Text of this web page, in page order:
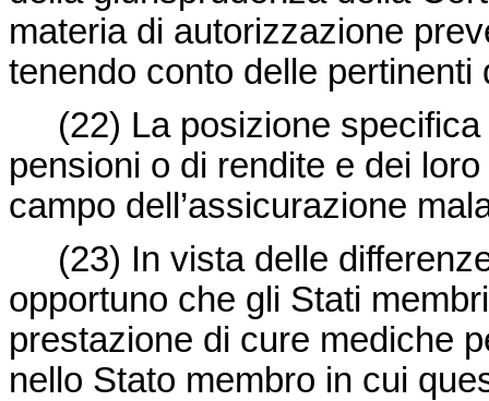
materia di autorizzazione
tenendo conto delle
(22) La posizione specifica
pensioni o di rendite e dei
campo dell’assicurazione
(23) In vista delle
opportuno che gli Stati
prestazione di cure mediche
nello Stato membro in cui